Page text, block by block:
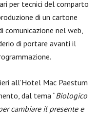
per tecnici del comparto
di un cartone
comunicazione nel web,
di portare avanti il
all’Hotel Mac Paestum
dal tema “Biologico
cambiare il presente e